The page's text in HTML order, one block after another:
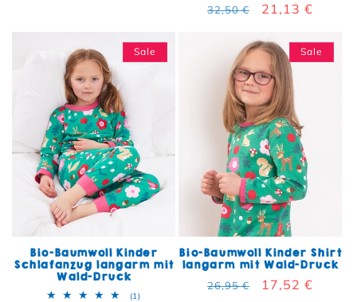
Normaler Preis
32,50 € Verkaufspreis
21,13 €
Sale
Bio-Baumwoll Kinder
Schlafanzug langarm mit
Wald-Druck
(1)1 Bewertungen insgesamt
Sale
Bio-Baumwoll Kinder Shirt
langarm mit Wald-Druck
Normaler Preis
26,95 € Verkaufspreis
17,52 €